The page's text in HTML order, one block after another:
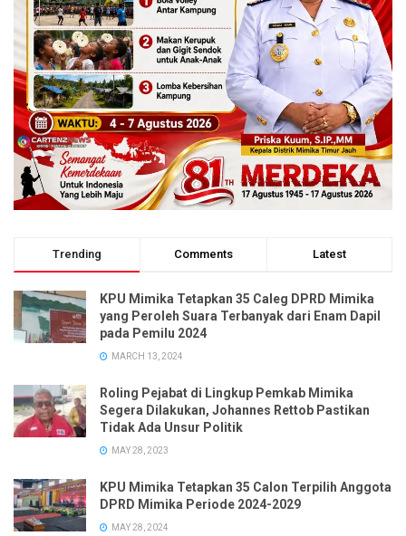
Trending Comments Latest
KPU Mimika Tetapkan 35 Caleg DPRD Mimika
yang Peroleh Suara Terbanyak dari Enam Dapil
pada Pemilu 2024
MARCH 13, 2024
Roling Pejabat di Lingkup Pemkab Mimika
Segera Dilakukan, Johannes Rettob Pastikan
Tidak Ada Unsur Politik
MAY 28, 2023
KPU Mimika Tetapkan 35 Calon Terpilih Anggota
DPRD Mimika Periode 2024-2029
MAY 28, 2024